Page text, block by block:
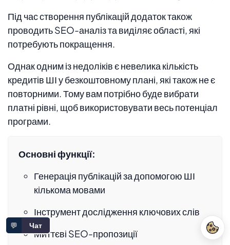
Під час створення публікацій додаток також
проводить SEO-аналіз та виділяє області, які
потребують покращення.
Однак одним із недоліків є невелика кількість
кредитів ШІ у безкоштовному плані, які також не є
повторними. Тому вам потрібно буде вибрати
платні рівні, щоб використовувати весь потенціал
програми.
Основні функції:
Генерація публікацій за допомогою ШІ
кількома мовами
Інструмент дослідження ключових слів
Миттєві SEO-пропозиції
💬 Чат